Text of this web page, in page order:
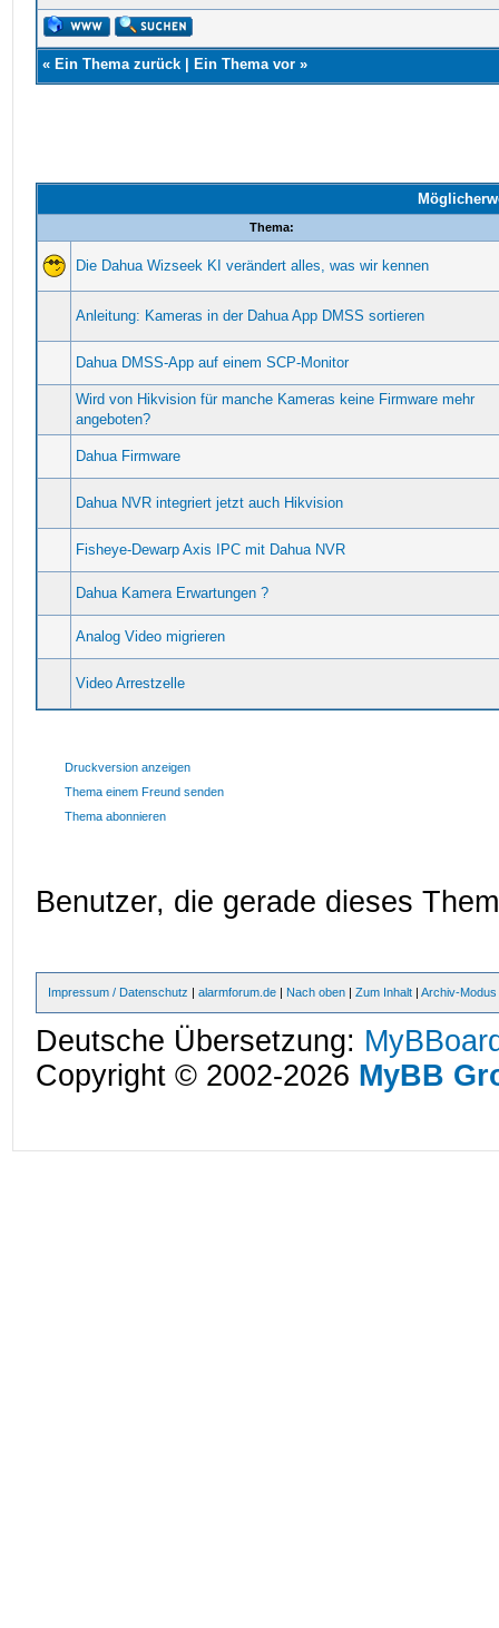
« Ein Thema zurück Ein Thema vor »
Thema:
Die Dahua Wizseek KI verändert alles, was wir kennen
Anleitung: Kameras in der Dahua App DMSS sortieren
Dahua DMSS-App auf einem SCP-Monitor
Wird von Hikvision für manche Kameras keine Firmware mehr
angeboten?
Dahua Firmware
Dahua NVR integriert jetzt auch Hikvision
Fisheye-Dewarp Axis IPC mit Dahua NVR
Dahua Kamera Erwartungen ?
Analog Video migrieren
Video Arrestzelle
Druckversion anzeigen
Thema einem Freund senden
Thema abonnieren
Benutzer, die gerade dieses
Impressum / Datenschutz |alarmforum.de | Nach oben |Zum Inhalt |Archiv-Modus
Deutsche Übersetzung:
Copyright © 2002-2026 MyBB